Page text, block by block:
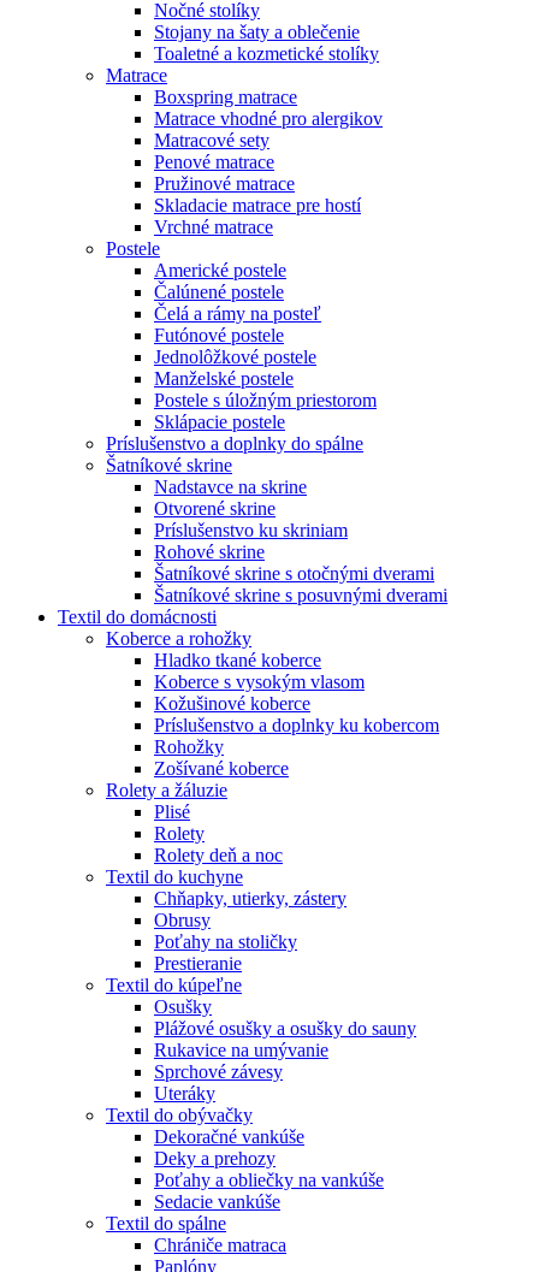
Nočné stolíky
Stojany na šaty a oblečenie
Toaletné a kozmetické stolíky
Matrace
Boxspring matrace
Matrace vhodné pro alergikov
Matracové sety
Penové matrace
Pružinové matrace
Skladacie matrace pre hostí
Vrchné matrace
Postele
Americké postele
Čalúnené postele
Čelá a rámy na posteľ
Futónové postele
Jednolôžkové postele
Manželské postele
Postele s úložným priestorom
Sklápacie postele
Príslušenstvo a doplnky do spálne
Šatníkové skrine
Nadstavce na skrine
Otvorené skrine
Príslušenstvo ku skriniam
Rohové skrine
Šatníkové skrine s otočnými dverami
Šatníkové skrine s posuvnými dverami
Textil do domácnosti
Koberce a rohožky
Hladko tkané koberce
Koberce s vysokým vlasom
Kožušinové koberce
Príslušenstvo a doplnky ku kobercom
Rohožky
Zošívané koberce
Rolety a žáluzie
Plisé
Rolety
Rolety deň a noc
Textil do kuchyne
Chňapky, utierky, zástery
Obrusy
Poťahy na stoličky
Prestieranie
Textil do kúpeľne
Osušky
Plážové osušky a osušky do sauny
Rukavice na umývanie
Sprchové závesy
Uteráky
Textil do obývačky
Dekoračné vankúše
Deky a prehozy
Poťahy a obliečky na vankúše
Sedacie vankúše
Textil do spálne
Chrániče matraca
Paplóny